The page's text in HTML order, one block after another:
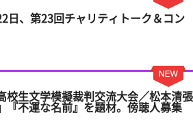
日、第23回チャリティトーク＆コン
校生文学模擬裁判交流大会／松本清張
『不運な名前』を題材。傍聴人募集